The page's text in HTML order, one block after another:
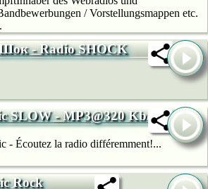
/ Vorstellungsmappen etc.
- Radio SHOCK
SLOW - MP3@320 Kb/s
- Écoutez la radio différemment!...
Rock